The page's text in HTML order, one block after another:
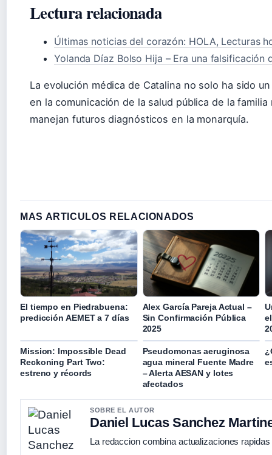
Lectura relacionada
Últimas noticias del corazón: HOLA, Lecturas
Yolanda Díaz Bolso Hija – Era una falsificación
La evolución médica de Catalina no solo ha sido
en la comunicación de la salud pública de la
manejan futuros diagnósticos en la monarquía.
MAS ARTICULOS RELACIONADOS
El tiempo en Piedrabuena:
predicción AEMET a 7 días
Alex García Pareja Actual –
Sin Confirmación Pública
2025
Mission: Impossible Dead
Reckoning Part Two:
estreno y récords
Pseudomonas aeruginosa
agua mineral Fuente Madre
– Alerta AESAN y lotes
afectados
SOBRE EL AUTOR
Daniel Lucas Sanchez
La redaccion combina actualizaciones